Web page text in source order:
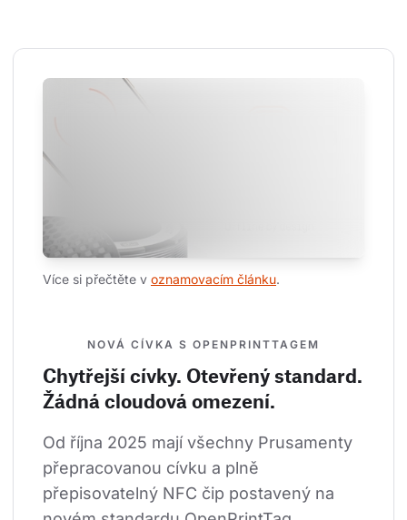
Více si přečtěte v oznamovacím článku.
NOVÁ CÍVKA S OPENPRINTTAGEM
Chytřejší cívky. Otevřený standard.
Žádná cloudová omezení.
Od října 2025 mají všechny Prusamenty
přepracovanou cívku a plně
přepisovatelný NFC čip postavený na